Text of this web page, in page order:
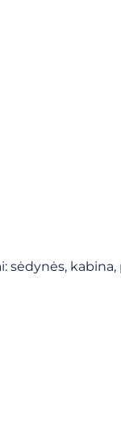
sėdynės, kabina,